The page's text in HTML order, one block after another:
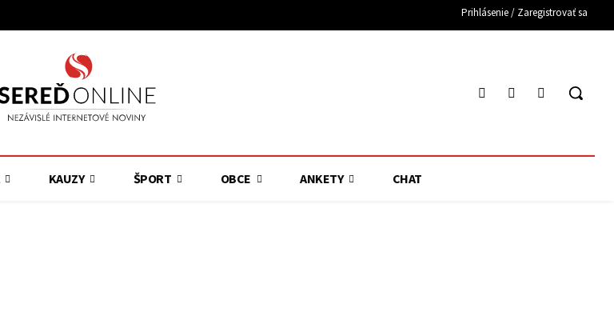
Prihlásenie / Zaregistrovať sa
KAUZY ŠPORT OBCE ANKETY CHAT